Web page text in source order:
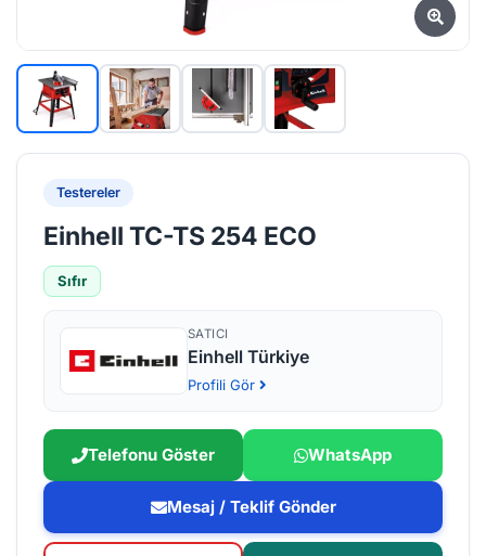
Testereler
Einhell TC-TS 254 ECO
Sıfır
SATICI
Einhell Türkiye
Profili Gör
Telefonu Göster WhatsApp
Mesaj / Teklif Gönder